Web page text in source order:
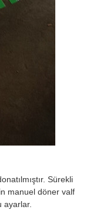
Sürekli
manuel döner valf
ayarlar.